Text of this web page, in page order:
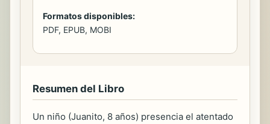
Formatos disponibles:
PDF, EPUB, MOBI
Resumen del Libro
Un niño (Juanito, 8 años) presencia el atentado